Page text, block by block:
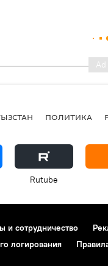
ПОЛИТИКА
Rutube
и сотрудничество
логирования